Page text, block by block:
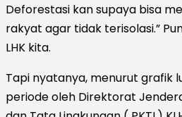
Deforestasi kan supaya bisa
rakyat agar tidak terisolasi.”
LHK kita.
Tapi nyatanya, menurut grafik
periode oleh Direktorat